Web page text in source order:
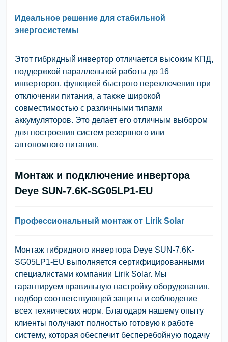
Идеальное решение для стабильной
энергосистемы
Этот гибридный инвертор отличается высоким КПД,
поддержкой параллельной работы до 16
инверторов, функцией быстрого переключения при
отключении питания, а также широкой
совместимостью с различными типами
аккумуляторов. Это делает его отличным выбором
для построения систем резервного или
автономного питания.
Монтаж и подключение инвертора
Deye SUN-7.6K-SG05LP1-EU
Профессиональный монтаж от Lirik Solar
Монтаж гибридного инвертора Deye SUN-7.6K-
SG05LP1-EU выполняется сертифицированными
специалистами компании Lirik Solar. Мы
гарантируем правильную настройку оборудования,
подбор соответствующей защиты и соблюдение
всех технических норм. Благодаря нашему опыту
клиенты получают полностью готовую к работе
систему, которая обеспечит бесперебойную подачу